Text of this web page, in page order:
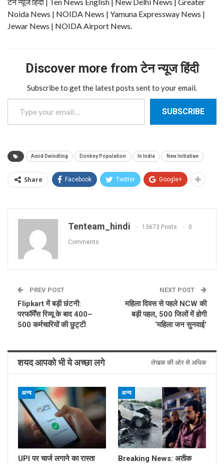
Noida News | NOIDA News | Yamuna Expressway News |
Jewar News | NOIDA Airport News.
Discover more from टेन न्यूज हिंदी
Subscribe to get the latest posts sent to your email.
Type your email…
SUBSCRIBE
Amid Dwindling Donkey Population In India New Initiative
Share Facebook Twitter Google+
Tenteam_hindi 13673 Posts 0
Comments
PREV POST
Flipkart में बड़ी छंटनी:
परफॉर्मेंस रिव्यू के बाद 400–
500 कर्मचारियों की छुट्टी
NEXT POST
महिला दिवस से पहले NCW की
बड़ी पहल, 500 जिलों में होगी
‘महिला जन सुनवाई’
शयद आपको भी ये अच्छा लगे लेखक की ओर से अधिक
अन्य
UPI पर चार्ज लगाने का रास्ता
अन्य
Breaking News: अतीक